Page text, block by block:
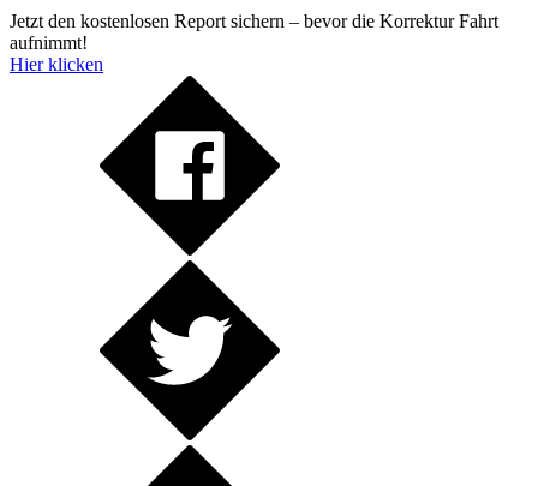
Jetzt den kostenlosen Report sichern – bevor die Korrektur Fahrt
aufnimmt!
Hier klicken